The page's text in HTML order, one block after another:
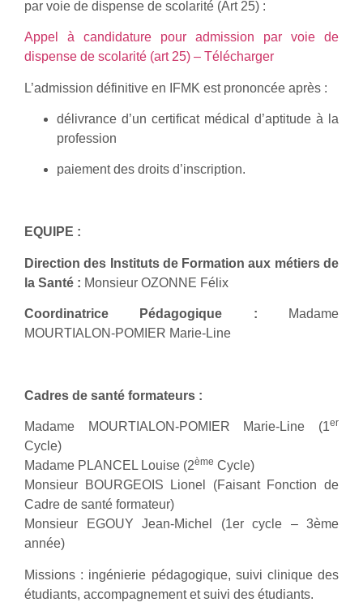
par voie de dispense de scolarité (Art 25) :
Appel à candidature pour admission par voie de
dispense de scolarité (art 25) – Télécharger
L’admission définitive en IFMK est prononcée après :
délivrance d’un certificat médical d’aptitude à la
profession
paiement des droits d’inscription.
EQUIPE :
Direction des Instituts de Formation aux métiers de
la Santé : Monsieur OZONNE Félix
Coordinatrice Pédagogique : Madame
MOURTIALON-POMIER Marie-Line
Cadres de santé formateurs :
Madame MOURTIALON-POMIER Marie-Line (1er
Cycle)
Madame PLANCEL Louise (2ème Cycle)
Monsieur BOURGEOIS Lionel (Faisant Fonction de
Cadre de santé formateur)
Monsieur EGOUY Jean-Michel (1er cycle – 3ème
année)
Missions : ingénierie pédagogique, suivi clinique des
étudiants, accompagnement et suivi des étudiants.